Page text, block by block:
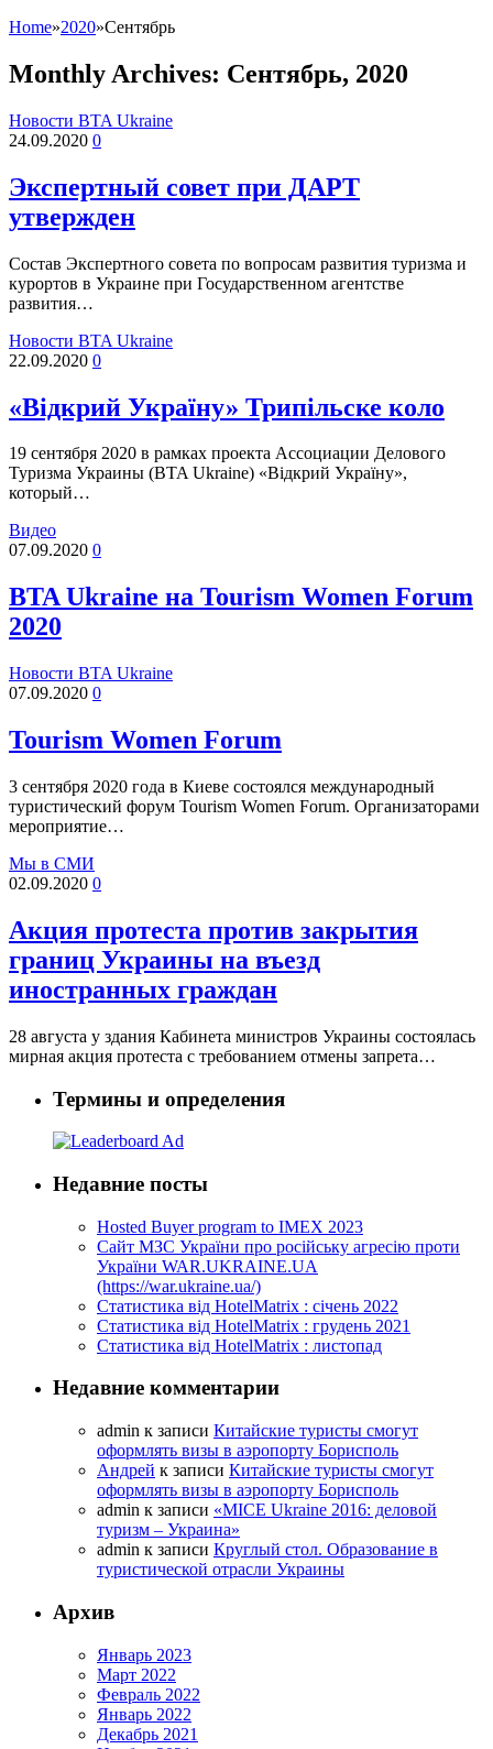
Home»2020»Сентябрь
Monthly Archives: Сентябрь, 2020
Новости BTA Ukraine
24.09.2020 0
Экспертный совет при ДАРТ
утвержден
Состав Экспертного совета по вопросам развития туризма и
курортов в Украине при Государственном агентстве
развития…
Новости BTA Ukraine
22.09.2020 0
«Відкрий Україну» Трипільске коло
19 сентября 2020 в рамках проекта Ассоциации Делового
Туризма Украины (BTA Ukraine) «Відкрий Україну»,
который…
Видео
07.09.2020 0
BTA Ukraine на Tourism Women Forum
2020
Новости BTA Ukraine
07.09.2020 0
Tourism Women Forum
3 сентября 2020 года в Киеве состоялся международный
туристический форум Tourism Women Forum. Организаторами
мероприятие…
Мы в СМИ
02.09.2020 0
Акция протеста против закрытия
границ Украины на въезд
иностранных граждан
28 августа у здания Кабинета министров Украины состоялась
мирная акция протеста с требованием отмены запрета…
Термины и определения
Недавние посты
Hosted Buyer program to IMEX 2023
Cайт МЗС України про російську агресію проти
України WAR.UKRAINE.UA
(https://war.ukraine.ua/)
Статистика від HotelMatrix : січень 2022
Статистика від HotelMatrix : грудень 2021
Статистика від HotelMatrix : листопад
Недавние комментарии
admin к записи Китайские туристы смогут
оформлять визы в аэропорту Борисполь
Андрей к записи Китайские туристы смогут
оформлять визы в аэропорту Борисполь
admin к записи «MICE Ukraine 2016: деловой
туризм – Украина»
admin к записи Круглый стол. Образование в
туристической отрасли Украины
Архив
Январь 2023
Март 2022
Февраль 2022
Январь 2022
Декабрь 2021